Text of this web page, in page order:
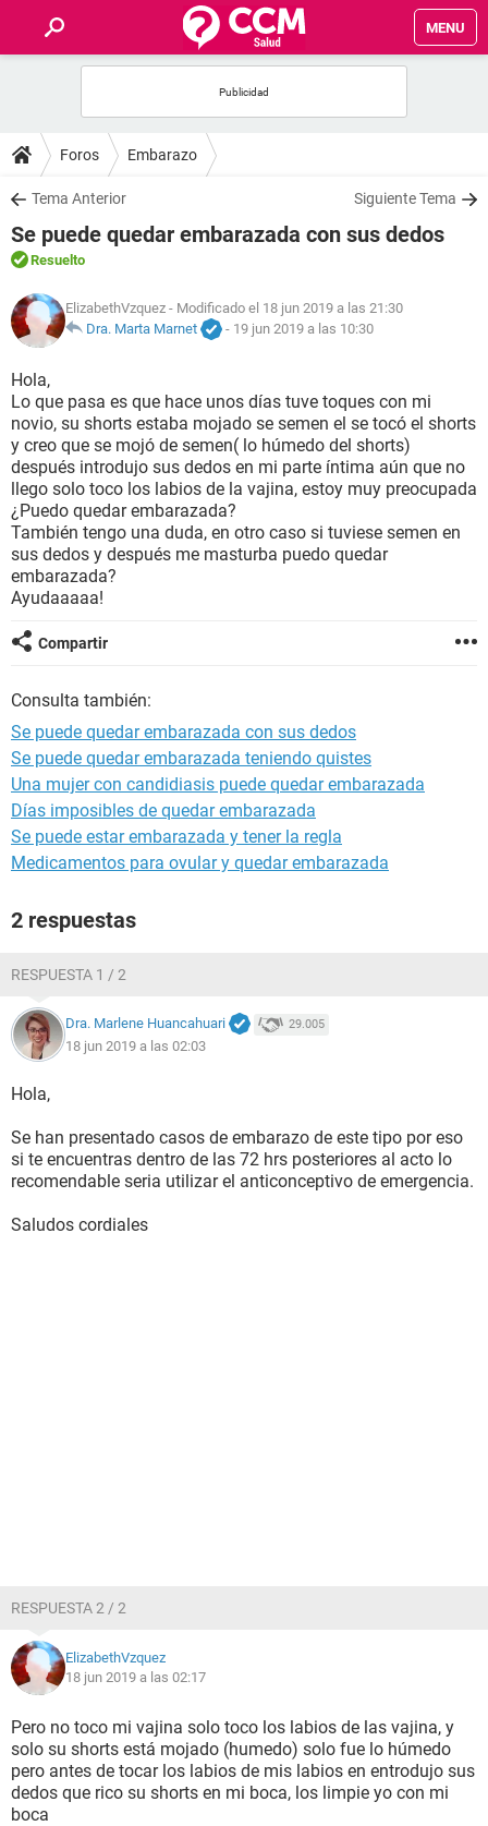
MENU
FOROS
SALUD
FAMILIA
NUTRICIÓN
SEXUALIDAD
GLOSARIO
Foros Embarazo
Tema Anterior Siguiente Tema
Se puede quedar embarazada con sus dedos
Resuelto
ElizabethVzquez - Modificado el 18 jun 2019 a las 21:30
Dra. Marta Marnet
- 19 jun 2019 a las 10:30
Hola,
Lo que pasa es que hace unos días tuve toques con mi
novio, su shorts estaba mojado se semen el se tocó el shorts
y creo que se mojó de semen( lo húmedo del shorts)
después introdujo sus dedos en mi parte íntima aún que no
llego solo toco los labios de la vajina, estoy muy preocupada
¿Puedo quedar embarazada?
También tengo una duda, en otro caso si tuviese semen en
sus dedos y después me masturba puedo quedar
embarazada?
Ayudaaaaa!
Compartir
Consulta también:
Se puede quedar embarazada con sus dedos
Se puede quedar embarazada teniendo quistes
Una mujer con candidiasis puede quedar embarazada
Días imposibles de quedar embarazada
Se puede estar embarazada y tener la regla
Medicamentos para ovular y quedar embarazada
2 respuestas
RESPUESTA 1 / 2
Dra. Marlene Huancahuari 29.005
18 jun 2019 a las 02:03
Hola,
Se han presentado casos de embarazo de este tipo por eso
si te encuentras dentro de las 72 hrs posteriores al acto lo
recomendable seria utilizar el anticonceptivo de emergencia.
Saludos cordiales
RESPUESTA 2 / 2
ElizabethVzquez
18 jun 2019 a las 02:17
Pero no toco mi vajina solo toco los labios de las vajina, y
solo su shorts está mojado (humedo) solo fue lo húmedo
pero antes de tocar los labios de mis labios en entrodujo sus
dedos que rico su shorts en mi boca, los limpie yo con mi
boca